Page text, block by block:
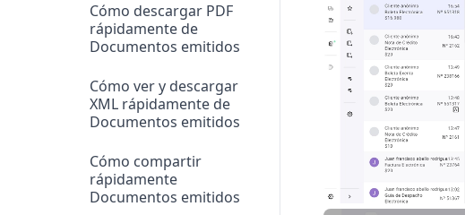
Cómo descargar PDF
rápidamente de
Documentos emitidos
Cómo ver y descargar
XML rápidamente de
Documentos emitidos
Cómo compartir
rápidamente
Documentos emitidos